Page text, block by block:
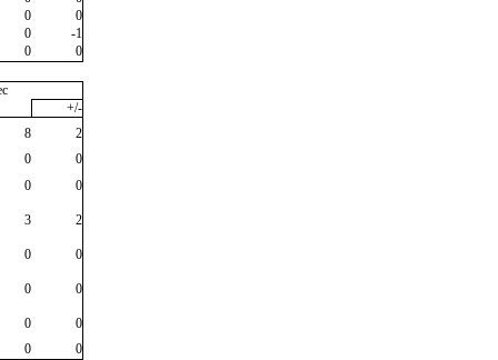
0
0
0
-1
0
0
+/-
8
2
0
0
0
0
3
2
0
0
0
0
0
0
0
0